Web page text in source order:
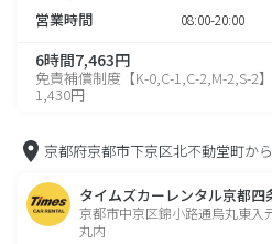
営業時間 08:00-20:00
6時間7,463円
免責補償制度【K-0,C-1,C-2,M-2,S-2】
1,430円
京都府京都市下京区北不動堂町から
タイムズカーレンタル京都四
京都市中京区錦小路通烏丸東
丸内